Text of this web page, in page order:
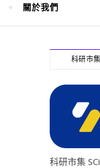
關於我們
科研市
科研市集